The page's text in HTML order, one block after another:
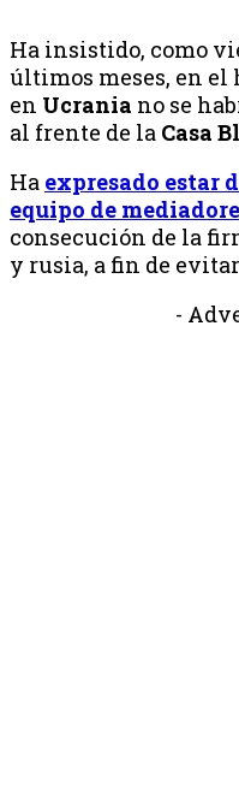
Ha insistido, como
últimos meses, en
en Ucrania no se
al frente de la Casa
Ha expresado estar
equipo de
consecución de la
y rusia, a fin de evitar
-